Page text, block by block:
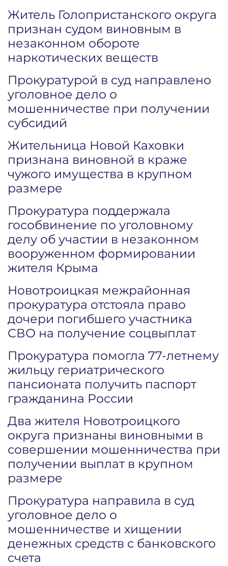
Житель Голопристанского округа
признан судом виновным в
незаконном обороте
наркотических веществ
Прокуратурой в суд направлено
уголовное дело о
мошенничестве при получении
субсидий
Жительница Новой Каховки
признана виновной в краже
чужого имущества в крупном
размере
Прокуратура поддержала
гособвинение по уголовному
делу об участии в незаконном
вооруженном формировании
жителя Крыма
Новотроицкая межрайонная
прокуратура отстояла право
дочери погибшего участника
СВО на получение соцвыплат
Прокуратура помогла 77-летнему
жильцу гериатрического
пансионата получить паспорт
гражданина России
Два жителя Новотроицкого
округа признаны виновными в
совершении мошенничества при
получении выплат в крупном
размере
Прокуратура направила в суд
уголовное дело о
мошенничестве и хищении
денежных средств с банковского
счета